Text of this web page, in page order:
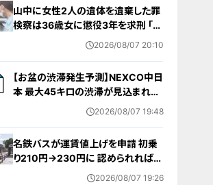
山中に女性2人の遺体を遺棄した罪
検察は36歳女に懲役3年を求刑 ｢遺
棄時に近くに居続けたこと自体が重
2026/08/07 20:10
【お盆の渋滞発生予測】NEXCO中日
本 最大45キロの渋滞が見込まれる
区間も… 中央道・東名・新東名・東名
2026/08/07 19:48
名鉄バスが運賃値上げを申請 初乗
り210円→230円に 認められれば
12月から全路線で平均1割程度の値
2026/08/07 19:26